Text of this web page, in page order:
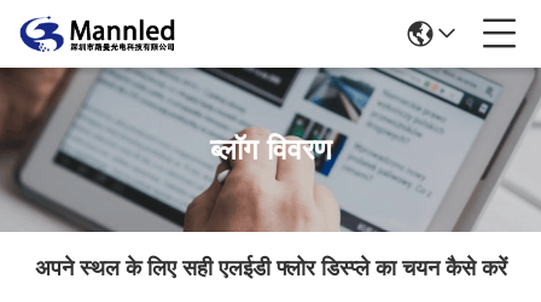
ब्लॉग विवरण
अपने स्थल के लिए सही एलईडी फ्लोर डिस्प्ले का चयन कैसे करें